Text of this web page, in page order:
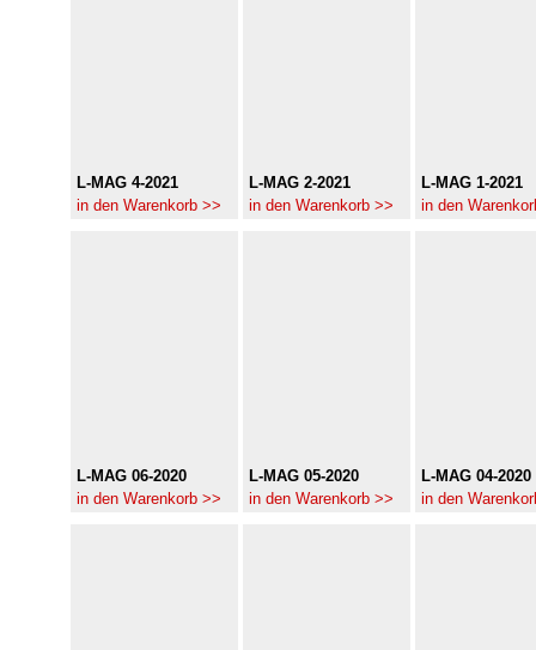
L-MAG 4-2021
in den Warenkorb >>
L-MAG 2-2021
in den Warenkorb >>
L-MAG 1-2021
in den
L-MAG 06-2020
in den Warenkorb >>
L-MAG 05-2020
in den Warenkorb >>
L-MAG 04-2020
in den